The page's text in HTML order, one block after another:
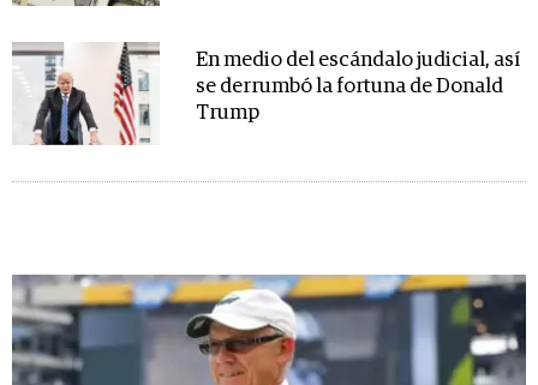
En medio del escándalo judicial, así
se derrumbó la fortuna de Donald
Trump